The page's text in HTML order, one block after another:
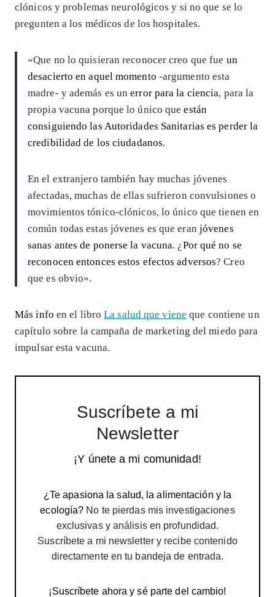
clónicos y problemas neurológicos y si no que se lo
pregunten a los médicos de los hospitales.
«Que no lo quisieran reconocer creo que fue un
desacierto en aquel momento -argumento esta
madre- y además es un error para la ciencia, para la
propia vacuna porque lo único queestán
consiguiendo las Autoridades Sanitarias es perder la
credibilidad de los ciudadanos.
En el extranjero también hay muchas jóvenes
afectadas, muchas de ellas sufrieron convulsiones o
movimientos tónico-clónicos, lo único que tienen en
común todas estas jóvenes es que eran jóvenes
sanas antes de ponerse la vacuna. ¿ Por qué no se
reconocen entonces estos efectos adversos? Creo
que es obvio».
Más info en el libroLa salud que viene que contiene un
capítulo sobre la campaña de marketing del miedo para
impulsar esta vacuna.
Suscríbete a mi
Newsletter
¡Y únete a mi comunidad!
¿Te apasiona la salud, la alimentación y la
ecología? No te pierdas mis investigaciones
exclusivas y análisis en profundidad.
Suscríbete a mi newsletter y recibe contenido
directamente en tu bandeja de entrada.
¡Suscríbete ahora y sé parte del cambio!